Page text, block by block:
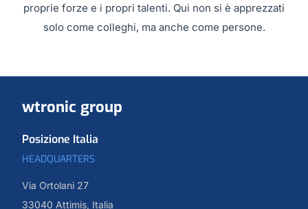
proprie forze e i propri talenti. Qui non si è apprezzati
solo come colleghi, ma anche come persone.
wtronic group
Posizione Italia
HEADQUARTERS
Via Ortolani 27
33040 Attimis, Italia